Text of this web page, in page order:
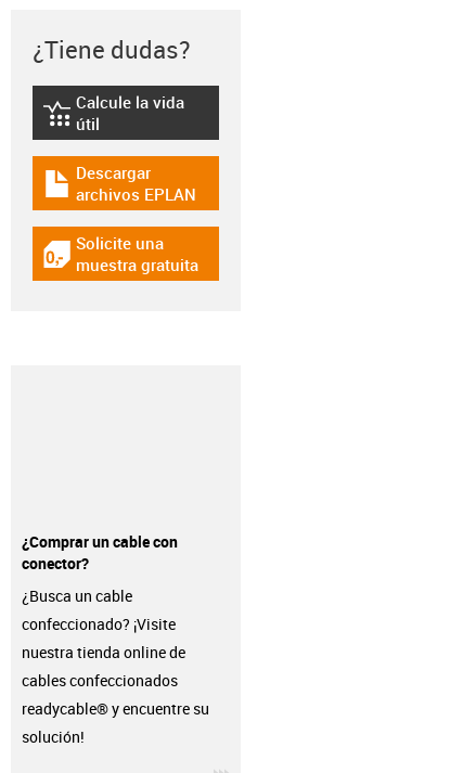
¿Tiene dudas?
igus-icon-lebensdauerrechner
Calcule la vida
útil
igus-icon-download-plan
Descargar
archivos EPLAN
igus-icon-gratismuster
Solicite una
muestra gratuita
¿Comprar un cable con
conector?
¿Busca un cable
confeccionado? ¡Visite
nuestra tienda online de
cables confeccionados
readycable® y encuentre su
solución!